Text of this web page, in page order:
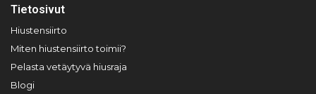
Tietosivut
Hiustensiirto
Miten hiustensiirto toimii?
Pelasta vetäytyvä hiusraja
Blogi